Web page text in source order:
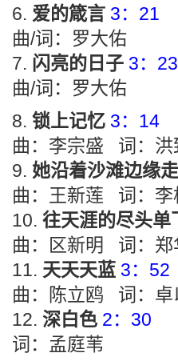
爱的箴言 3：21
曲/词：罗大佑
闪亮的日子 3：23
曲/词：罗大佑
锁上记忆 3：14
曲：李宗盛 词：洪
她沿着沙滩边缘走
曲：王新莲 词：李
往天涯的尽头单
曲：区新明 词：郑
天天天蓝 3：52
曲：陈立鸥 词：卓
深白色 2：30
词：孟庭苇